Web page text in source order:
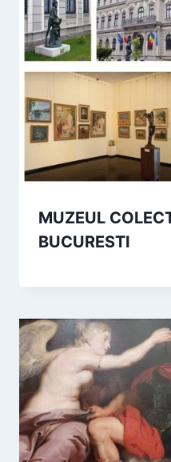
MUZEUL
BUCURESTI